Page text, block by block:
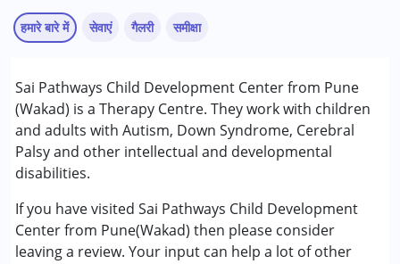
हमारे बारे में
Sai Pathways Child Development Center from Pune
(Wakad) is a Therapy Centre. They work with children
and adults with Autism, Down Syndrome, Cerebral
Palsy and other intellectual and developmental
disabilities.
If you have visited Sai Pathways Child Development
Center from Pune(Wakad) then please consider
leaving a review. Your input can help a lot of other
सेवाएं
अर्ली इंटरवेंशन
एनआईओएस/कॉलेज
ऑक्यूपेशनल थेरेपी
रेमेडियल एजुकेशन
स्पेशल एजुकेशन
निम्नलिखित विकलांगता संबंधित सेवाएं उपलब्ध :
अटेंशन डेफिसिट (हाइपरएक्टिविटी) डिसऑर्डर (एडीडी/एडीएचडी)
गैलरी समीक्षा